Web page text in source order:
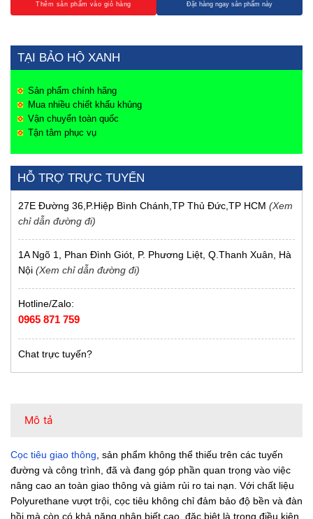
TẠI BẢO HỘ XANH
Sản phẩm chính hãng
Mua nhiều chiết khấu khủng
Vận chuyển toàn quốc
Tận tâm phục vụ
HỖ TRỢ TRỰC TUYẾN
27E Đường 36,P.Hiệp Bình Chánh,TP Thủ Đức,TP HCM (Xem
chỉ dẫn đường đi)
1A Ngõ 1, Phan Đình Giót, P. Phương Liệt, Q.Thanh Xuân, Hà
Nội (Xem chỉ dẫn đường đi)
Hotline/Zalo:
0965 871 759
Chat trực tuyến?
Mô tả
Cọc tiêu giao thông , sản phẩm không thể thiếu trên các tuyến
đường và công trình, đã và đang góp phần quan trọng vào việc
nâng cao an toàn giao thông và giảm rủi ro tai nạn. Với chất liệu
Polyurethane vượt trội, cọc tiêu không chỉ đảm bảo độ bền và đàn
hồi mà còn có khả năng nhận biết cao, đặc biệt là trong điều kiện